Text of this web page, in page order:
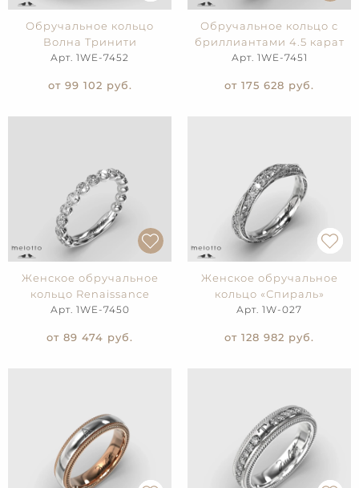
Обручальное кольцо
Волна Тринити
Арт. 1WE-7452
от 99 102 руб.
Обручальное кольцо с
бриллиантами 4.5 карат
Арт. 1WE-7451
от 175 628 руб.
Женское обручальное
кольцо Renaissance
Арт. 1WE-7450
от 89 474 руб.
Женское обручальное
кольцо «Спираль»
Арт. 1W-027
от 128 982 руб.